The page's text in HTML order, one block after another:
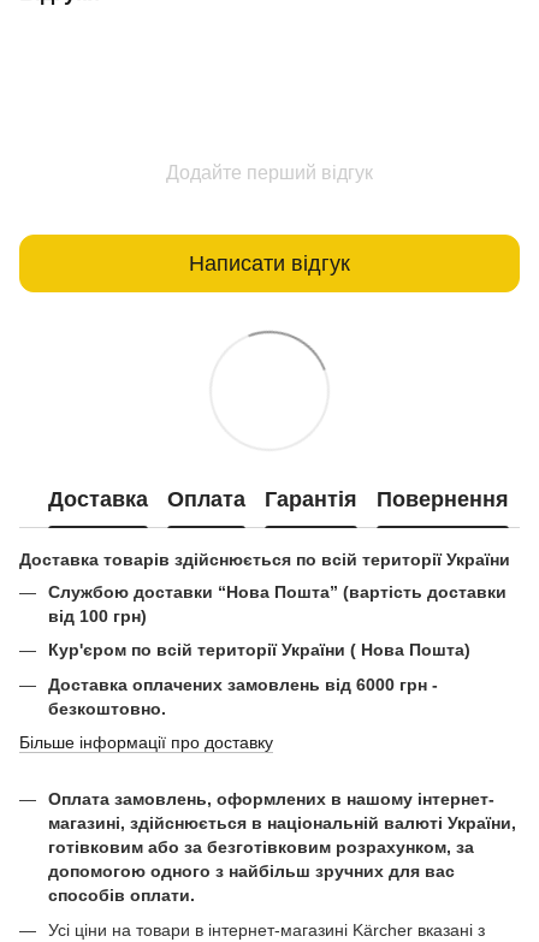
Додайте перший відгук
Написати відгук
Доставка Оплата Гарантія Повернення
Доставка товарів здійснюється по всій території України
Службою доставки “Нова Пошта” (вартість доставки
від 100 грн)
Кур'єром по всій території України ( Нова Пошта)
Доставка оплачених замовлень від 6000 грн -
безкоштовно.
Більше інформації про доставку
Оплата замовлень, оформлених в нашому інтернет-
магазині, здійснюється в національній валюті України,
готівковим або за безготівковим розрахунком, за
допомогою одного з найбільш зручних для вас
способів оплати.
Усі ціни на товари в інтернет-магазині Kärcher вказані з